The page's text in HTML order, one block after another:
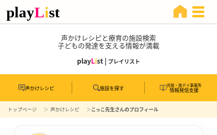
声かけレシピと療育の施設検索
子どもの発達を支える情報が満載
playList | プレイリスト
声かけレシピ 施設を探す 児発・放デイ事業所
情報発信支援
トップページ 声かけレシピ こっこ先生さんのプロフィール